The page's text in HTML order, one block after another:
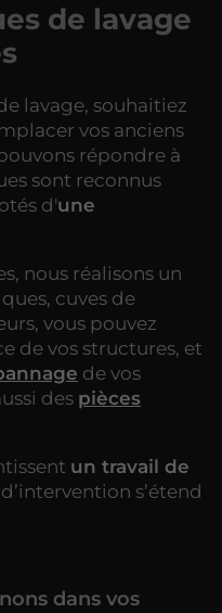
de lavage
lavage, souhaitiez
vos anciens
répondre à
sont reconnus
d'une
nous réalisons un
cuves de
vous pouvez
de vos structures, et
de vos
des pièces
un travail de
s’étend
dans vos